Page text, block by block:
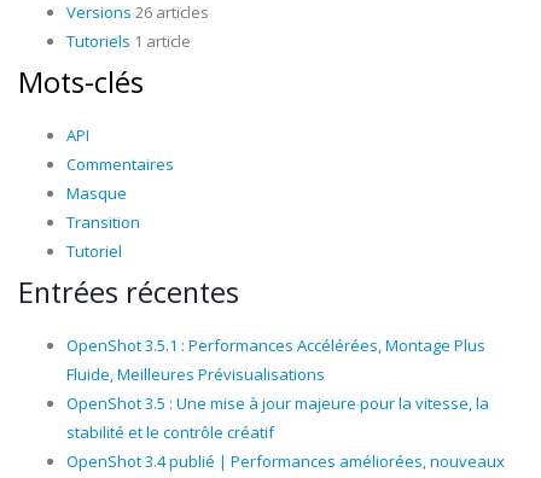
Versions 26 articles
Tutoriels 1 article
Mots-clés
API
Commentaires
Masque
Transition
Tutoriel
Entrées récentes
OpenShot 3.5.1 : Performances Accélérées, Montage Plus
Fluide, Meilleures Prévisualisations
OpenShot 3.5 : Une mise à jour majeure pour la vitesse, la
stabilité et le contrôle créatif
OpenShot 3.4 publié | Performances améliorées, nouveaux